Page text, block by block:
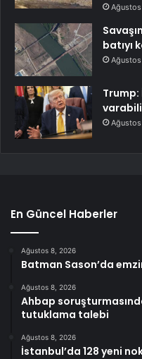
batıyı
Trump:
En Güncel Haberler
Ağustos 8, 2026
Batman Sason’da
Ağustos 8, 2026
Ahbap
tutuklama talebi
Ağustos 8, 2026
İstanbul’da 128 yeni